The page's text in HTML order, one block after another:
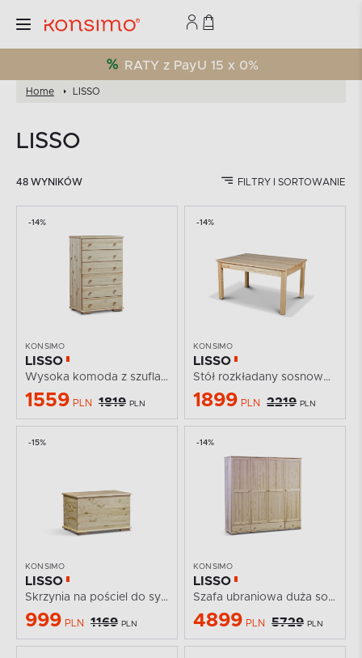
RATY z PayU 15 x 0%
Home LISSO
LISSO
48 WYNIKÓW FILTRY I SORTOWANIE
-14%
KONSIMO
LISSO
Wysoka komoda z szufladami sosnowa
1559 PLN 1819 PLN
-14%
KONSIMO
LISSO
Stół rozkładany sosnowy 140 cm
1899 PLN 2219 PLN
-15%
KONSIMO
LISSO
Skrzynia na pościel do sypialni sosnowa
999 PLN 1169 PLN
-14%
KONSIMO
LISSO
Szafa ubraniowa duża sosnowa duża cm
4899 PLN 5729 PLN